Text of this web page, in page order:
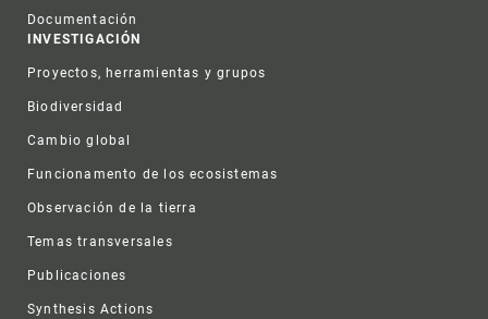
Documentación
INVESTIGACIÓN
Proyectos, herramientas y grupos
Biodiversidad
Cambio global
Funcionamento de los ecosistemas
Observación de la tierra
Temas transversales
Publicaciones
Synthesis Actions